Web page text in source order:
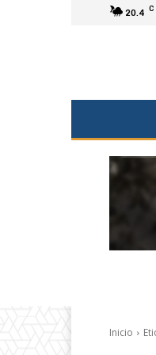
20.4 C
Inicio